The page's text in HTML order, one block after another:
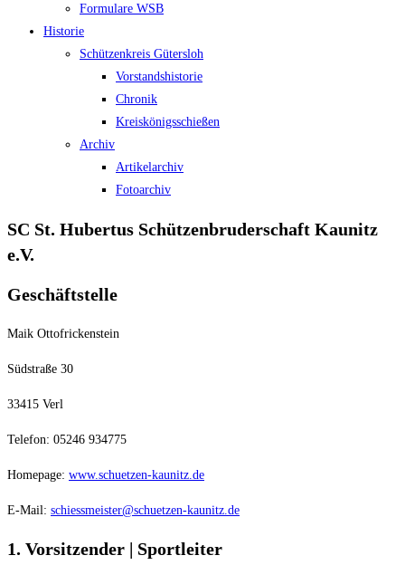
Formulare WSB
Historie
Schützenkreis Gütersloh
Vorstandshistorie
Chronik
Kreiskönigsschießen
Archiv
Artikelarchiv
Fotoarchiv
SC St. Hubertus Schützenbruderschaft Kaunitz
e.V.
Geschäftstelle
Maik Ottofrickenstein
Südstraße 30
33415 Verl
Telefon: 05246 934775
Homepage: www.schuetzen-kaunitz.de
E-Mail: schiessmeister@schuetzen-kaunitz.de
1. Vorsitzender | Sportleiter